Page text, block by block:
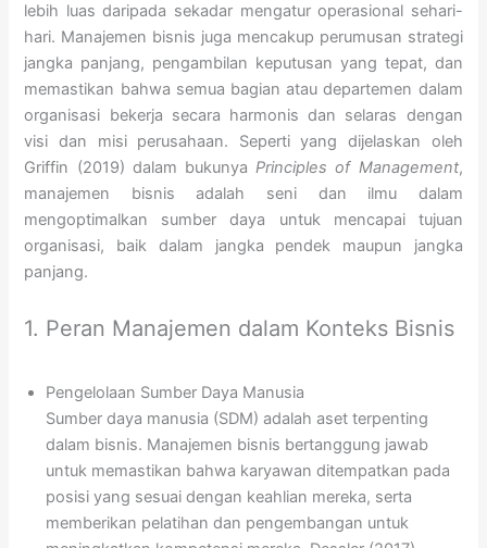
lebih luas daripada sekadar mengatur operasional sehari-
hari. Manajemen bisnis juga mencakup perumusan strategi
jangka panjang, pengambilan keputusan yang tepat, dan
memastikan bahwa semua bagian atau departemen dalam
organisasi bekerja secara harmonis dan selaras dengan
visi dan misi perusahaan. Seperti yang dijelaskan oleh
Griffin (2019) dalam bukunyaPrinciples of Management,
manajemen bisnis adalah seni dan ilmu dalam
mengoptimalkan sumber daya untuk mencapai tujuan
organisasi, baik dalam jangka pendek maupun jangka
panjang.
1. Peran Manajemen dalam Konteks Bisnis
Pengelolaan Sumber Daya Manusia
Sumber daya manusia (SDM) adalah aset terpenting
dalam bisnis. Manajemen bisnis bertanggung jawab
untuk memastikan bahwa karyawan ditempatkan pada
posisi yang sesuai dengan keahlian mereka, serta
memberikan pelatihan dan pengembangan untuk